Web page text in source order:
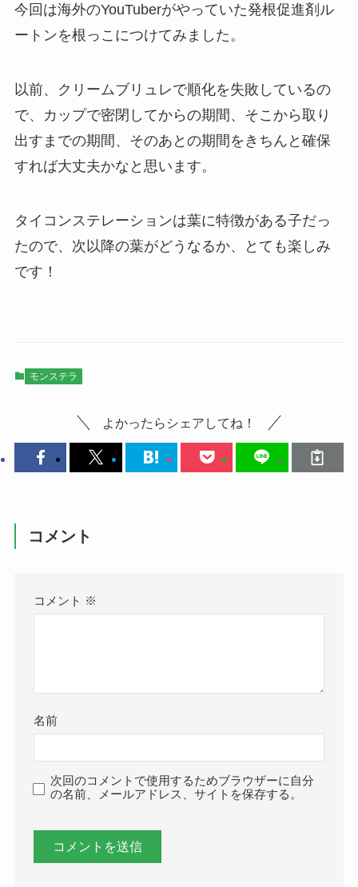
今回は海外のYouTuberがやっていた発根促進剤ル
ートンを根っこにつけてみました。
以前、クリームブリュレで順化を失敗しているの
で、カップで密閉してからの期間、そこから取り
出すまでの期間、そのあとの期間をきちんと確保
すれば大丈夫かなと思います。
タイコンステレーションは葉に特徴がある子だっ
たので、次以降の葉がどうなるか、とても楽しみ
です！
モンステラ
よかったらシェアしてね！
コメント
コメント ※
名前
次回のコメントで使用するためブラウザーに自分
の名前、メールアドレス、サイトを保存する。